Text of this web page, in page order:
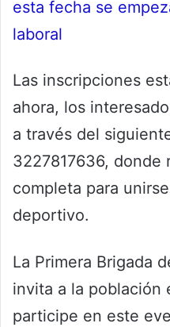
esta fecha se
laboral
Las inscripciones
ahora, los
a través del
3227817636, donde
completa para
deportivo.
La Primera Brigada
invita a la población
participe en este